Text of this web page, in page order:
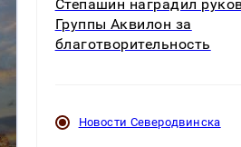
Степашин наградил
Группы Аквилон за
благотворительность
Новости Северодвинска